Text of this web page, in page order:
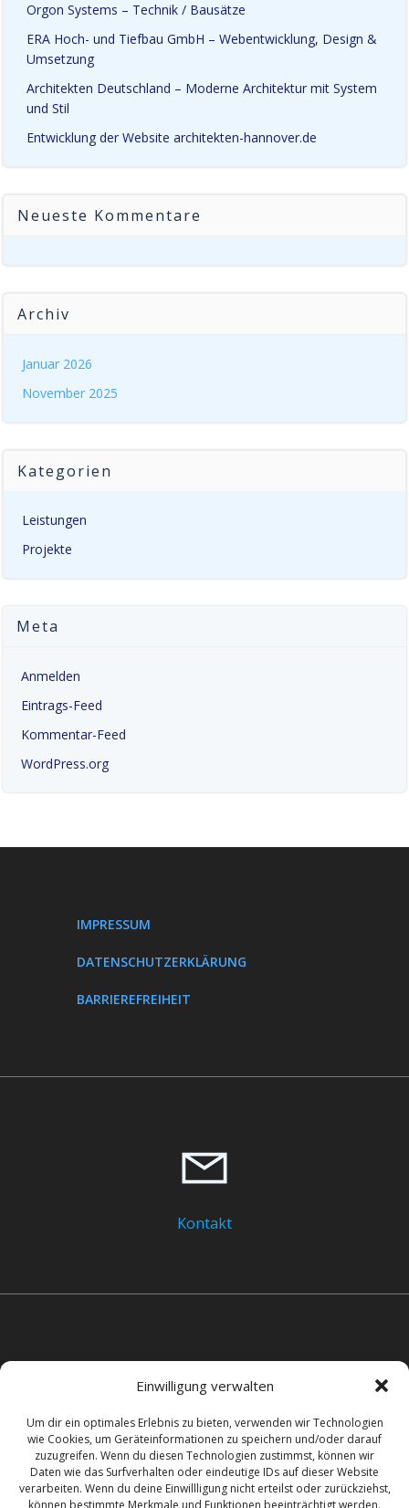
Einwilligung verwalten
Um dir ein optimales Erlebnis zu bieten, verwenden wir Technologien
wie Cookies, um Geräteinformationen zu speichern und/oder darauf
zuzugreifen. Wenn du diesen Technologien zustimmst, können wir
Daten wie das Surfverhalten oder eindeutige IDs auf dieser Website
verarbeiten. Wenn du deine Einwillligung nicht erteilst oder zurückziehst,
können bestimmte Merkmale und Funktionen beeinträchtigt werden.
Orgon Systems – Technik / Bausätze
ERA Hoch- und Tiefbau GmbH – Webentwicklung, Design &
Umsetzung
Architekten Deutschland – Moderne Architektur mit System
und Stil
Entwicklung der Website architekten-hannover.de
Neueste Kommentare
Archiv
Januar 2026
November 2025
Kategorien
Leistungen
Projekte
Meta
Anmelden
Eintrags-Feed
Kommentar-Feed
WordPress.org
IMPRESSUM
DATENSCHUTZERKLÄRUNG
BARRIEREFREIHEIT
Kontakt
+49 511 60 42 100